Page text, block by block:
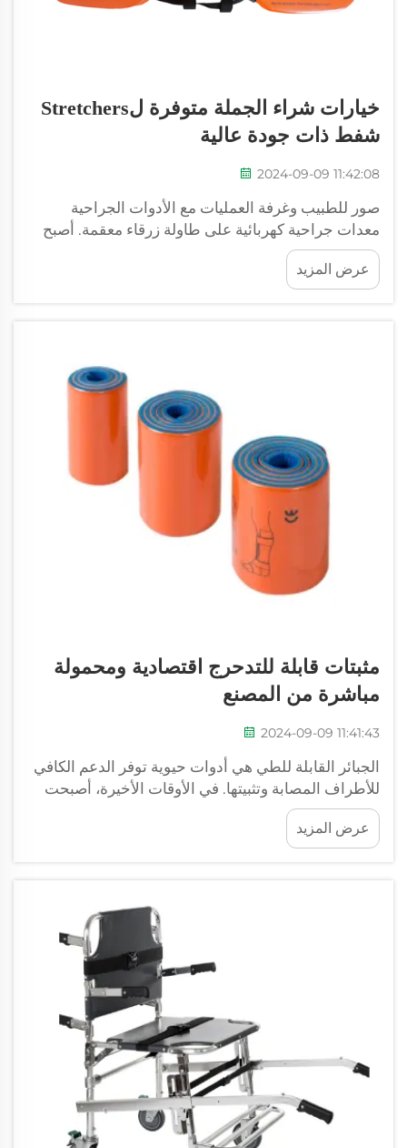
خيارات شراء الجملة متوفرة لStretchers
شفط ذات جودة عالية
2024-09-09 11:42:08
صور للطبيب وغرفة العمليات مع الأدوات الجراحية
معدات جراحية كهربائية على طاولة زرقاء معقمة. أصبح
الوصول إلى الأجهزة ذات التصنيف العالي أمرًا أساسيًا
في المجال الطبي، حيث يكون ضمان تقديم حلول رعاية
سريعة أمرًا حيويًا. الشفط...
عرض المزيد
مثبتات قابلة للتدحرج اقتصادية ومحمولة
مباشرة من المصنع
2024-09-09 11:41:43
الجبائر القابلة للطي هي أدوات حيوية توفر الدعم الكافي
للأطراف المصابة وتثبيتها. في الأوقات الأخيرة، أصبحت
هذه الجبائر السهلة الاستخدام والتطبيق السريع شائعة
جدًا في حالات الطوارئ. والآن، أصبحت هذه المنتجات
الأساسية...
عرض المزيد